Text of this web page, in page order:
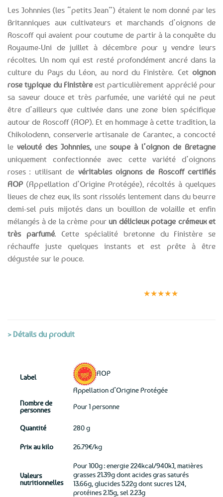
Les Johnnies (les “petits Jean”) étaient le nom donné par les
Britanniques aux cultivateurs et marchands d’oignons de
Roscoff qui avaient pour coutume de partir à la conquête du
Royaume-Uni de juillet à décembre pour y vendre leurs
récoltes. Un nom qui est resté profondément ancré dans la
culture du Pays du Léon, au nord du Finistère. Cet oignon
rose typique du Finistèreest particulièrement apprécié pour
sa saveur douce et très parfumée, une variété qui ne peut
être d’ailleurs que cultivée dans une zone bien spécifique
autour de Roscoff (AOP). Et en hommage à cette tradition, la
Chikolodenn, conserverie artisanale de Carantec, a concocté
le velouté des Johnnies,une soupe à l’oignon de Bretagne
uniquement confectionnée avec cette variété d’oignons
roses : utilisant de véritables oignons de Roscoff certifiés
AOP (Appellation d’Origine Protégée), récoltés à quelques
lieues de chez eux, ils sont rissolés lentement dans du beurre
demi-sel puis mijotés dans un bouillon de volaille et enfin
mélangés à de la crème pour un délicieux potage crémeux et
très parfumé. Cette spécialité bretonne du Finistère se
réchauffe juste quelques instants et est prête à être
dégustée sur le pouce.
★★★★★
> Détails du produit
Label AOP
Appellation d’Origine Protégée
Nombre de
personnes
Pour 1 personne
Quantité 280 g
Prix au kilo 26.79€/kg
Valeurs
nutritionnelles
Pour 100g : energie 224kcal/940kJ, matières
grasses 21.39g dont acides gras saturés
13.66g, glucides 5.22g dont sucres 1.24,
protéines 2.15g, sel 2.23g